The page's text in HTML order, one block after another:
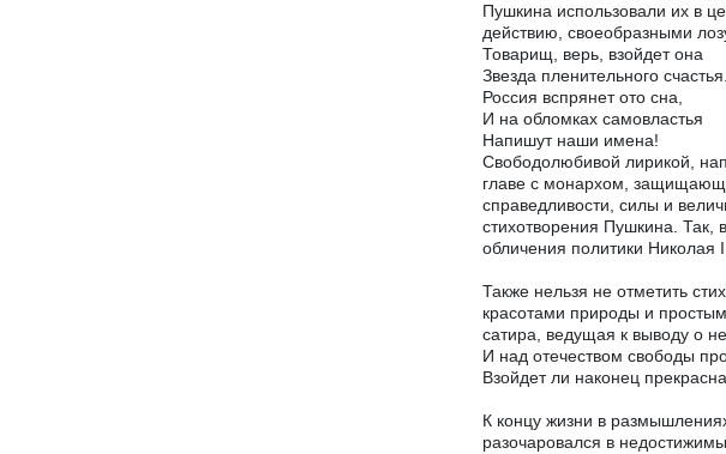
Пушкина использовали их в
действию, своеобразными
Товарищ, верь, взойдет она
Звезда пленительного счастья.
Россия вспрянет ото сна,
И на обломках самовластья
Напишут наши имена!
Свободолюбивой лирикой,
главе с монархом,
справедливости, силы и
стихотворения Пушкина. Так,
обличения политики Николая I.
Также нельзя не отметить
красотами природы и
сатира, ведущая к выводу о
И над отечеством свободы
Взойдет ли наконец
К концу жизни в
разочаровался в